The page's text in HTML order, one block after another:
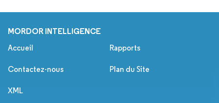
MORDOR INTELLIGENCE
Accueil Rapports
Contactez-nous Plan du Site
XML